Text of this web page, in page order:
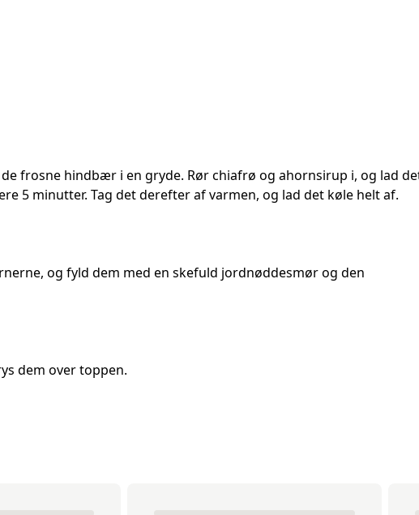
frosne hindbær i en gryde. Rør chiafrø og ahornsirup i, og lad
5 minutter. Tag det derefter af varmen, og lad det køle helt af.
og fyld dem med en skefuld jordnøddesmør og den
dem over toppen.